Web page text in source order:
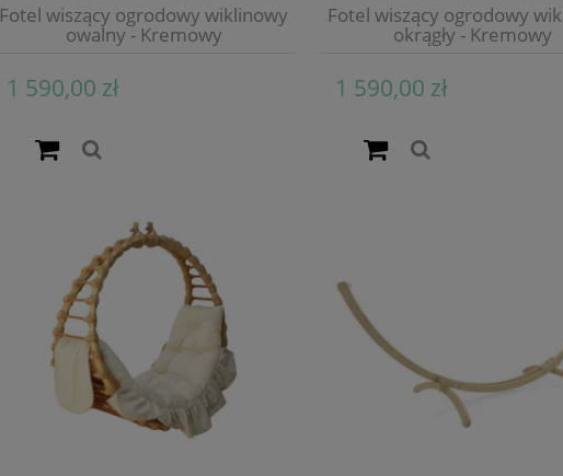
Fotel wiszący ogrodowy wiklinowy
owalny - Kremowy
1 590,00 zł
Fotel wiszący ogrodowy
okrągły - Kremowy
1 590,00 zł